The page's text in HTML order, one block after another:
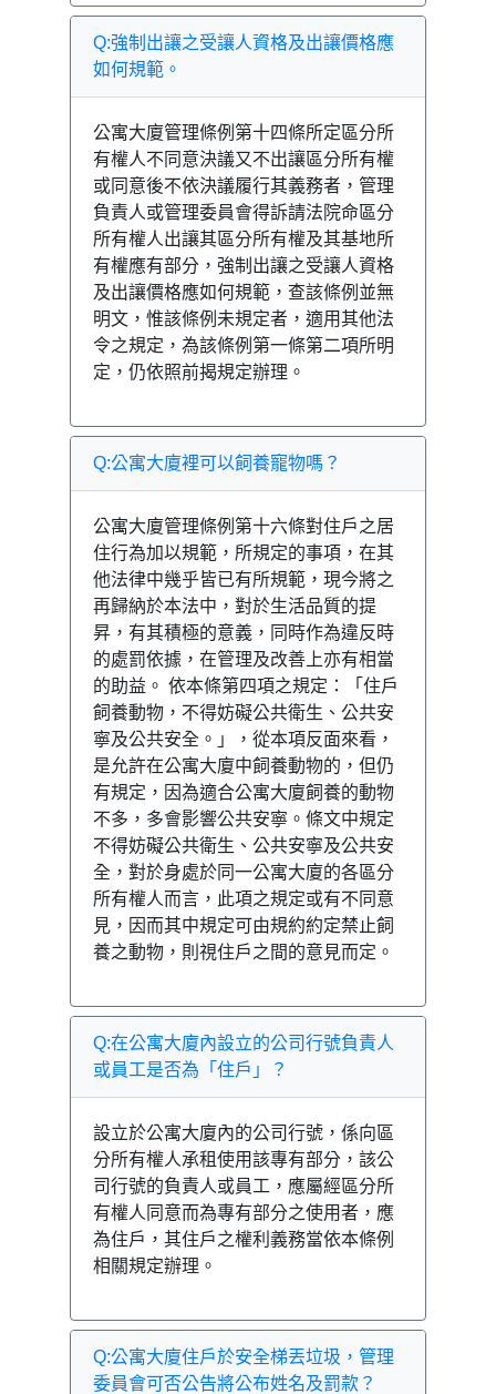
Q:強制出讓之受讓人資格及出讓價格應
如何規範。
公寓大廈管理條例第十四條所定區分所
有權人不同意決議又不出讓區分所有權
或同意後不依決議履行其義務者，管理
負責人或管理委員會得訴請法院命區分
所有權人出讓其區分所有權及其基地所
有權應有部分，強制出讓之受讓人資格
及出讓價格應如何規範，查該條例並無
明文，惟該條例未規定者，適用其他法
令之規定，為該條例第一條第二項所明
定，仍依照前揭規定辦理。
Q:公寓大廈裡可以飼養寵物嗎？
公寓大廈管理條例第十六條對住戶之居
住行為加以規範，所規定的事項，在其
他法律中幾乎皆已有所規範，現今將之
再歸納於本法中，對於生活品質的提
昇，有其積極的意義，同時作為違反時
的處罰依據，在管理及改善上亦有相當
的助益。 依本條第四項之規定：「住戶
飼養動物，不得妨礙公共衛生、公共安
寧及公共安全。」，從本項反面來看，
是允許在公寓大廈中飼養動物的，但仍
有規定，因為適合公寓大廈飼養的動物
不多，多會影響公共安寧。條文中規定
不得妨礙公共衛生、公共安寧及公共安
全，對於身處於同一公寓大廈的各區分
所有權人而言，此項之規定或有不同意
見，因而其中規定可由規約約定禁止飼
養之動物，則視住戶之間的意見而定。
Q:在公寓大廈內設立的公司行號負責人
或員工是否為「住戶」？
設立於公寓大廈內的公司行號，係向區
分所有權人承租使用該專有部分，該公
司行號的負責人或員工，應屬經區分所
有權人同意而為專有部分之使用者，應
為住戶，其住戶之權利義務當依本條例
相關規定辦理。
Q:公寓大廈住戶於安全梯丟垃圾，管理
委員會可否公告將公布姓名及罰款？